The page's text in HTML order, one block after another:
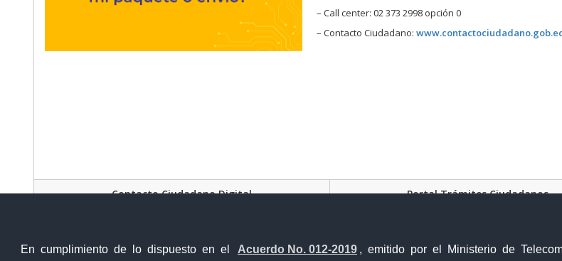
En cumplimiento de lo dispuesto en el Acuerdo No. 012-2019 , emitido por el Ministerio de
– Call center: 02 373 2998 opción 0
– Contacto Ciudadano:www.contactociudadano.gob.ec
Contacto Ciudadano Digital Portal Trámites Ciudadanos